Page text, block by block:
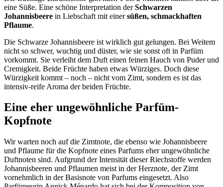
eine Süße. Eine schöne Interpretation derSchwarzen
Johannisbeere in Liebschaft mit einersüßen, schmackhaften
Pflaume.
Die Schwarze Johannisbeere ist wirklich gut gelungen. Bei Weitem
nicht so schwer, wuchtig und düster, wie sie sonst oft in Parfüm
vorkommt. Sie verleiht dem Duft einen feinen Hauch von Puder und
Cremigkeit. Beide Früchte haben etwas Würziges. Doch diese
Würzigkeit kommt – noch – nicht vom Zimt, sondern es ist das
intensiv-reife Aroma der beiden Früchte.
Eine eher ungewöhnliche Parfüm-
Kopfnote
Wir warten noch auf die Zimtnote, die ebenso wie Johannisbeere
und Pflaume für die Kopfnote eines Parfums eher ungewöhnliche
Duftnoten sind. Aufgrund der Intensität dieser Riechstoffe werden
Johannisbeeren und Pflaumen meist in der Herznote, der Zimt
vornehmlich in der Basisnote von Parfums eingesetzt. Also